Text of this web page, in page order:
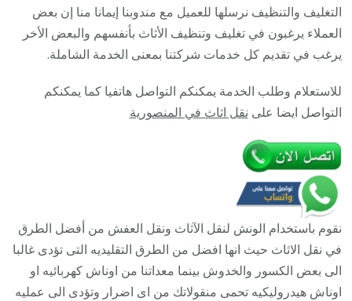
شركة
التغليف والتنظيف نرسلها للعميل مع مندوبنا إيمانا منا إن بعض
العملاء يرغبون في تغليف وتنظيف الأثاث بأنفسهم والبعض الأخر
يرغب في تقديم كل خدمات شركتنا بمعنى الخدمة الشاملة.
للاستعلام وطلب الخدمة يمكنكم التواصل هاتفيا كما يمكنكم
التواصل ايضا على نقل اثاث في المنصورية
نقوم باستخدام الونش لنقل الآثاث ونقل العفش من أفضل الطرق
في نقل الاثاث حيث انها افضل من الطرق التقليديه التى تؤدى غالبا
الى بعض الكسور والخدوش بينما معداتنا من اوناش كهربائيه او
اوناش هيدروليكيه تحمى منقولاتك من اى اضرار وتؤدى الى عمليه